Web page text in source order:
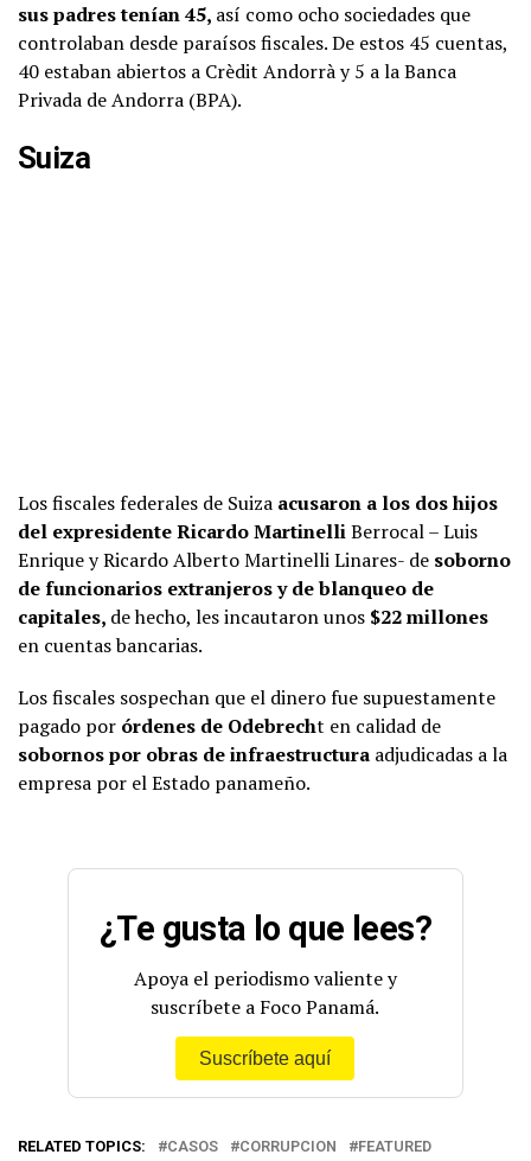
sus padres tenían 45, así como ocho sociedades que
controlaban desde paraísos fiscales. De estos 45 cuentas,
40 estaban abiertos a Crèdit Andorrà y 5 a la Banca
Privada de Andorra (BPA).
Suiza
Los fiscales federales de Suiza acusaron a los dos hijos
del expresidente Ricardo MartinelliBerrocal – Luis
Enrique y Ricardo Alberto Martinelli Linares- de soborno
de funcionarios extranjeros y de blanqueo de
capitales, de hecho, les incautaron unos $22 millones
en cuentas bancarias.
Los fiscales sospechan que el dinero fue supuestamente
pagado por órdenes de Odebrecht en calidad de
sobornos por obras de infraestructura adjudicadas a la
empresa por el Estado panameño.
¿Te gusta lo que lees?
Apoya el periodismo valiente y
suscríbete a Foco Panamá.
Suscríbete aquí
RELATED TOPICS: CASOS CORRUPCION
FEATURED